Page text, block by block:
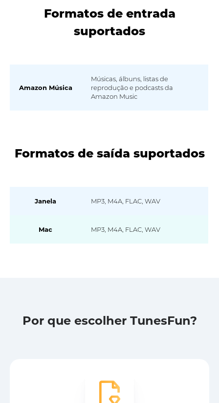
Formatos de entrada
suportados
Amazon Música
Músicas, álbuns, listas de
reprodução e podcasts da
Amazon Music
Formatos de saída suportados
Janela MP3, M4A, FLAC, WAV
Mac MP3, M4A, FLAC, WAV
Por que escolher TunesFun?